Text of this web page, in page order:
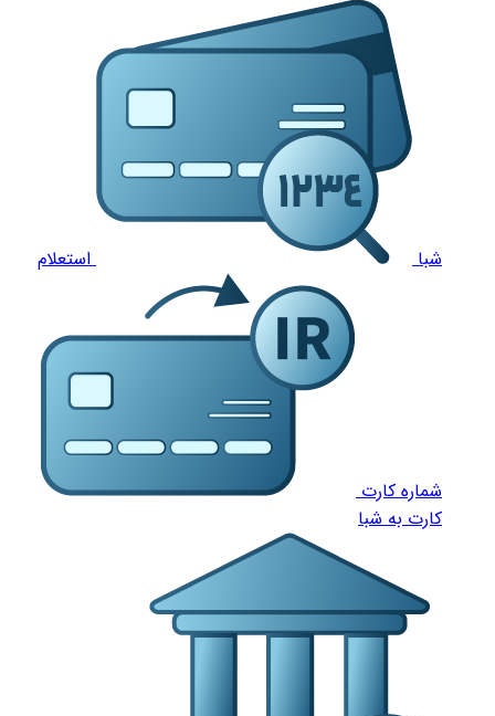
شبا استعلام
شماره کارت
کارت به شبا